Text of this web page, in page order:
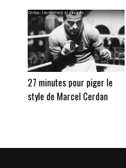
27 minutes pour piger le
style de Marcel Cerdan